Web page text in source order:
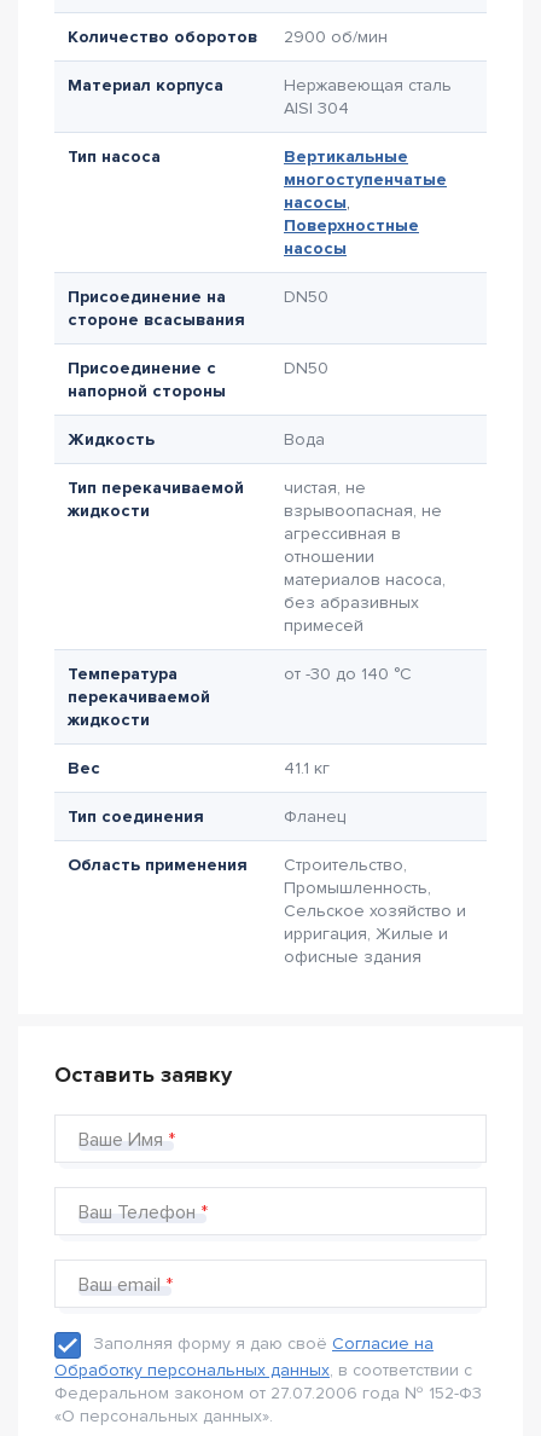
Количество оборотов 2900 об/мин
Материал корпуса
Нержавеющая сталь
AISI 304
Тип насоса
Вертикальные
многоступенчатые
насосы,
Поверхностные
насосы
Присоединение на
стороне всасывания
DN50
Присоединение с
напорной стороны
DN50
Жидкость Вода
Тип перекачиваемой
жидкости
чистая, не
взрывоопасная, не
агрессивная в
отношении
материалов насоса,
без абразивных
примесей
Температура
перекачиваемой
жидкости
от -30 до 140 °C
Вес 41.1 кг
Тип соединения Фланец
Область применения
Строительство,
Промышленность,
Сельское хозяйство и
ирригация, Жилые и
офисные здания
Оставить заявку
Ваше Имя
Ваш Телефон
Ваш email
Заполняя форму я даю своё Согласие на
Обработку персональных данных, в соответствии с
Федеральном законом от 27.07.2006 года № 152-Ф3
«О персональных данных».